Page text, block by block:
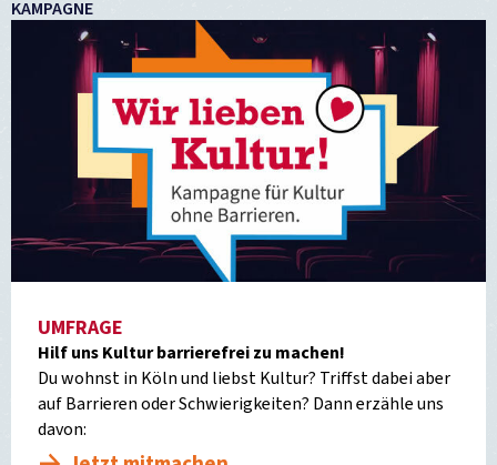
KAMPAGNE
UMFRAGE
Hilf uns Kultur barrierefrei zu machen!
Du wohnst in Köln und liebst Kultur? Triffst dabei aber
auf Barrieren oder Schwierigkeiten? Dann erzähle uns
davon: